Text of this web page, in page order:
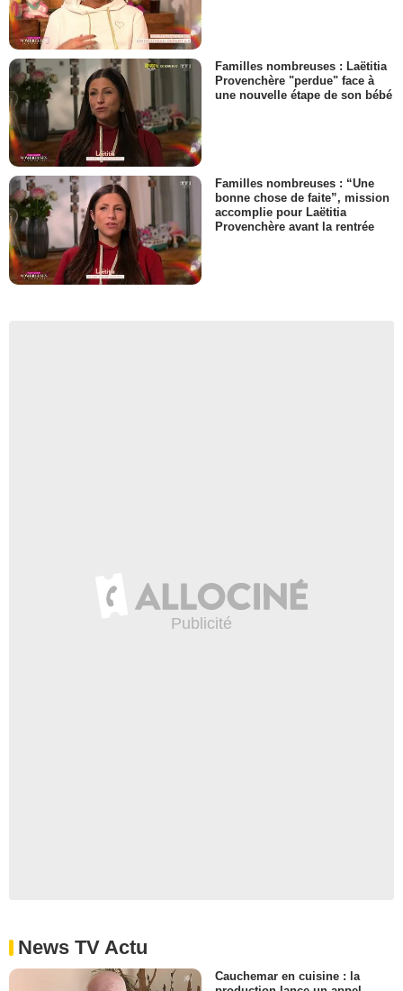
Familles nombreuses : Laëtitia
Provenchère "perdue" face à
une nouvelle étape de son bébé
Familles nombreuses : “Une
bonne chose de faite”, mission
accomplie pour Laëtitia
Provenchère avant la rentrée
News TV Actu
Cauchemar en cuisine : la